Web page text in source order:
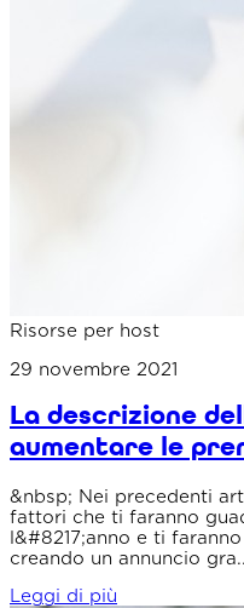
Risorse per host
29 novembre 2021
La descrizione
aumentare le
&nbsp; Nei precedenti
fattori che ti faranno
l&#8217;anno e ti
creando un annuncio
Leggi di più